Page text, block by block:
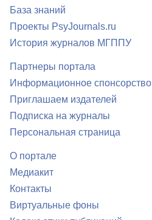
База знаний
Проекты PsyJournals.ru
История журналов МГППУ
Партнеры портала
Информационное спонсорство
Приглашаем издателей
Подписка на журналы
Персональная страница
О портале
Медиакит
Контакты
Виртуальные фоны